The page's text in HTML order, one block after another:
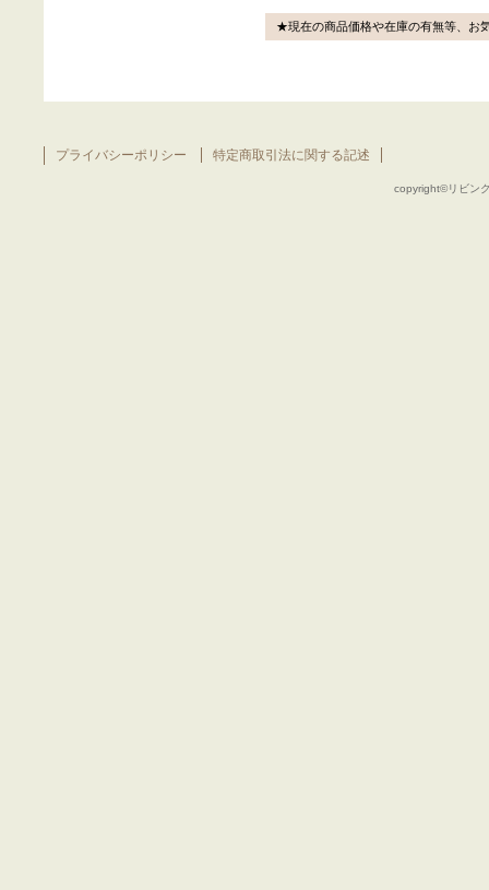
★現在の商品価格や在庫の有無等、お
copyright©リビン
プライバシーポリシー 特定商取引法に関する記述